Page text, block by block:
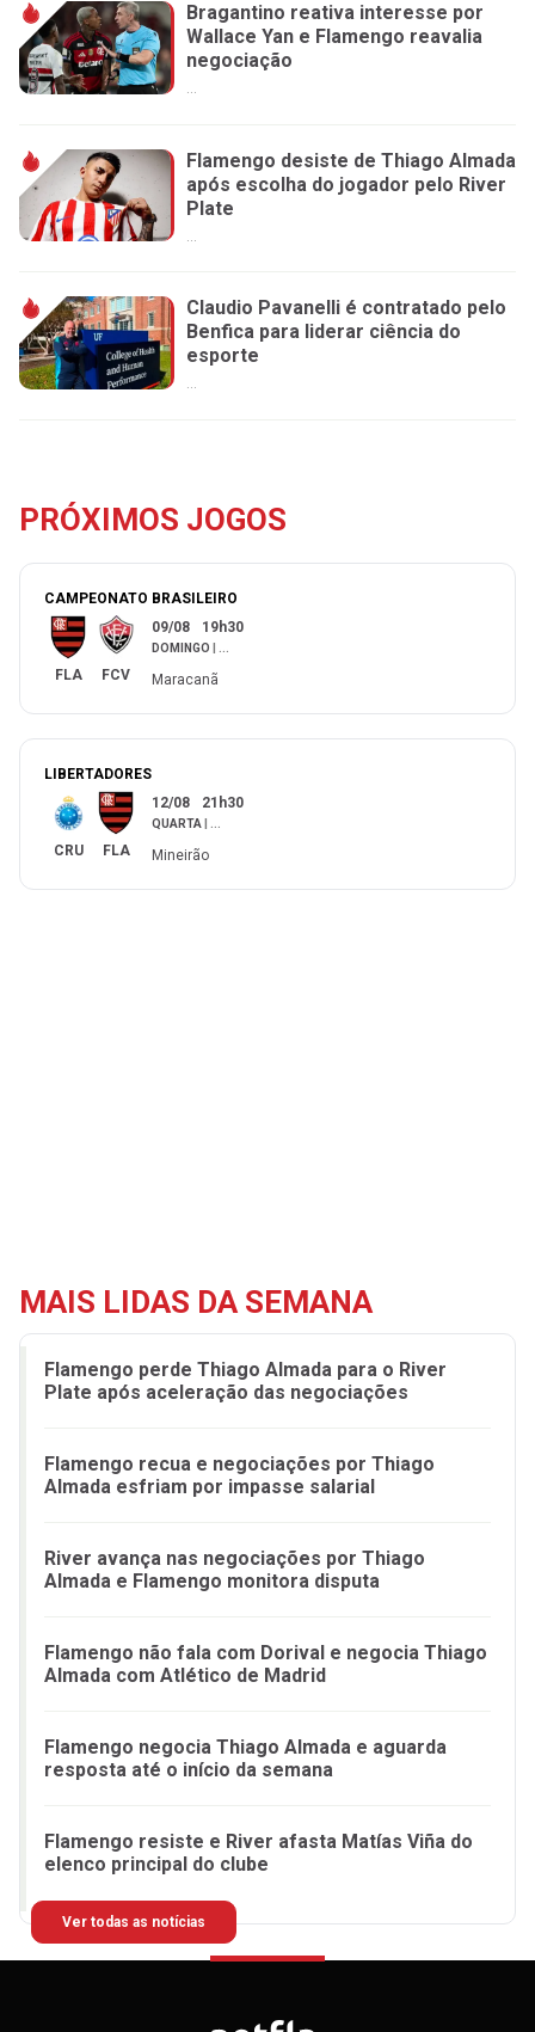
Bragantino reativa interesse por
Wallace Yan e Flamengo reavalia
negociação
...
Flamengo desiste de Thiago Almada
após escolha do jogador pelo River
Plate
...
Claudio Pavanelli é contratado pelo
Benfica para liderar ciência do
esporte
...
PRÓXIMOS JOGOS
CAMPEONATO BRASILEIRO
FLA FCV
09/08 19h30
DOMINGO
Maracanã
LIBERTADORES
CRU FLA
12/08 21h30
QUARTA
Mineirão
MAIS LIDAS DA SEMANA
Flamengo perde Thiago Almada para o River
Plate após aceleração das negociações
Flamengo recua e negociações por Thiago
Almada esfriam por impasse salarial
River avança nas negociações por Thiago
Almada e Flamengo monitora disputa
Flamengo não fala com Dorival e negocia Thiago
Almada com Atlético de Madrid
Flamengo negocia Thiago Almada e aguarda
resposta até o início da semana
Flamengo resiste e River afasta Matías Viña do
elenco principal do clube
Ver todas as notícias